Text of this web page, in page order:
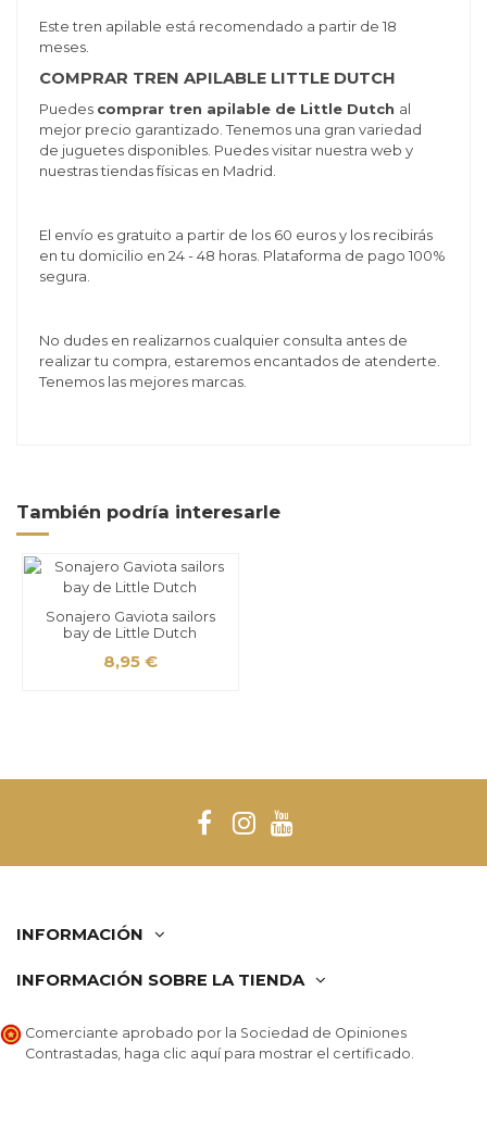
Este tren apilable está recomendado a partir de 18
meses.
COMPRAR TREN APILABLE LITTLE DUTCH
Puedes comprar tren apilable de Little Dutch al
mejor precio garantizado. Tenemos una gran variedad
de juguetes disponibles. Puedes visitar nuestra web y
nuestras tiendas físicas en Madrid.
El envío es gratuito a partir de los 60 euros y los recibirás
en tu domicilio en 24 - 48 horas. Plataforma de pago 100%
segura.
No dudes en realizarnos cualquier consulta antes de
realizar tu compra, estaremos encantados de atenderte.
Tenemos las mejores marcas.
También podría interesarle
Sonajero Gaviota sailors
bay de Little Dutch
8,95 €
INFORMACIÓN
INFORMACIÓN SOBRE LA TIENDA
Comerciante aprobado por la Sociedad de Opiniones
Contrastadas, haga clic aquí para mostrar el certificado.